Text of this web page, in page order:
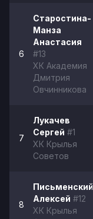
6
Старостина-
Манза
Анастасия
#13
ХК Академия
Дмитрия
Овчинникова
7
Лукачев
Сергей #1
ХК Крылья
Советов
8
Письменский
Алексей #12
ХК Крылья